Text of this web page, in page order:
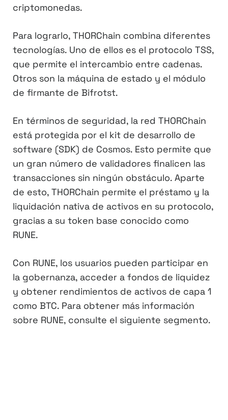
criptomonedas.
Para lograrlo, THORChain combina diferentes
tecnologías. Uno de ellos es el protocolo TSS,
que permite el intercambio entre cadenas.
Otros son la máquina de estado y el módulo
de firmante de Bifrotst.
En términos de seguridad, la red THORChain
está protegida por el kit de desarrollo de
software (SDK) de Cosmos. Esto permite que
un gran número de validadores finalicen las
transacciones sin ningún obstáculo. Aparte
de esto, THORChain permite el préstamo y la
liquidación nativa de activos en su protocolo,
gracias a su token base conocido como
RUNE.
Con RUNE, los usuarios pueden participar en
la gobernanza, acceder a fondos de liquidez
y obtener rendimientos de activos de capa 1
como BTC. Para obtener más información
sobre RUNE, consulte el siguiente segmento.